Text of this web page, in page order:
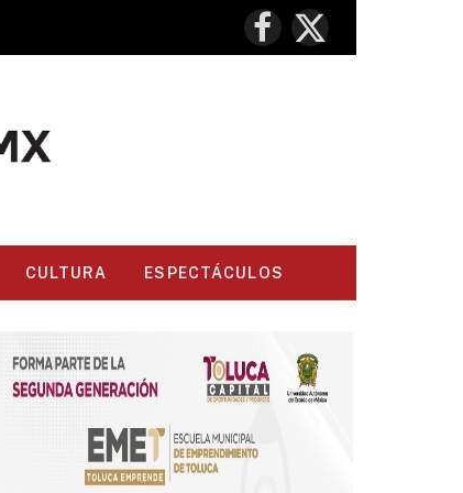
Facebook
X
(Twitter)
CULTURA ESPECTÁCULOS